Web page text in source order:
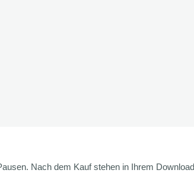
Nach dem Kauf stehen in Ihrem